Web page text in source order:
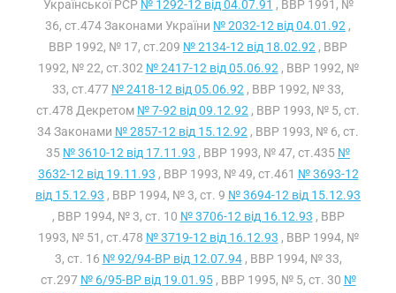
Української РСР № 1292-12 від 04.07.91 , ВВР 1991, №
36, ст.474 Законами України № 2032-12 від 04.01.92 ,
ВВР 1992, № 17, ст.209 № 2134-12 від 18.02.92 , ВВР
1992, № 22, ст.302 № 2417-12 від 05.06.92 , ВВР 1992, №
33, ст.477 № 2418-12 від 05.06.92 , ВВР 1992, № 33,
ст.478 Декретом № 7-92 від 09.12.92 , ВВР 1993, № 5, ст.
34 Законами № 2857-12 від 15.12.92 , ВВР 1993, № 6, ст.
35 № 3610-12 від 17.11.93 , ВВР 1993, № 47, ст.435 №
3632-12 від 19.11.93 , ВВР 1993, № 49, ст.461 № 3693-12
від 15.12.93 , ВВР 1994, № 3, ст. 9 № 3694-12 від 15.12.93
, ВВР 1994, № 3, ст. 10 № 3706-12 від 16.12.93 , ВВР
1993, № 51, ст.478 № 3719-12 від 16.12.93 , ВВР 1994, №
3, ст. 16 № 92/94-ВР від 12.07.94, ВВР 1994, № 33,
ст.297 № 6/95-ВР від 19.01.95, ВВР 1995, № 5, ст. 30 №